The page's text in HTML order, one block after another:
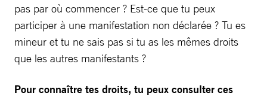
pas par où commencer ? Est-ce que tu peux
participer à une manifestation non déclarée ? Tu es
mineur et tu ne sais pas si tu as les mêmes droits
que les autres manifestants ?
Pour connaître tes droits, tu peux consulter ces